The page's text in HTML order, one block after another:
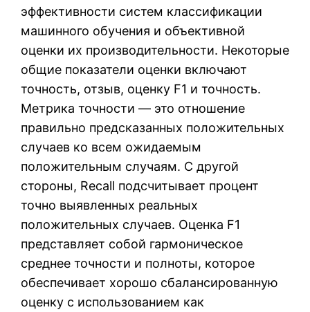
эффективности систем классификации
машинного обучения и объективной
оценки их производительности. Некоторые
общие показатели оценки включают
точность, отзыв, оценку F1 и точность.
Метрика точности — это отношение
правильно предсказанных положительных
случаев ко всем ожидаемым
положительным случаям. С другой
стороны, Recall подсчитывает процент
точно выявленных реальных
положительных случаев. Оценка F1
представляет собой гармоническое
среднее точности и полноты, которое
обеспечивает хорошо сбалансированную
оценку с использованием как